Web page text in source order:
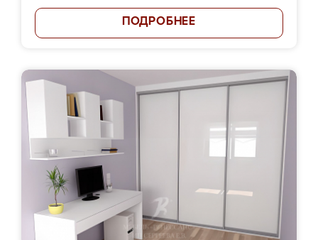
ПОДРОБНЕЕ